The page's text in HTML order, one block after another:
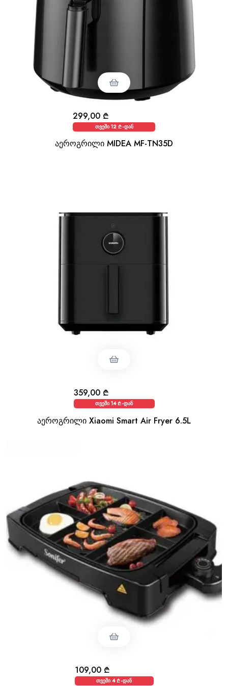
აეროგრილი MIDEA MF-TN35D
299,00 ₾
თვეში 12 ₾-დან
აეროგრილი Xiaomi Smart Air Fryer 6.5L
359,00 ₾
თვეში 14 ₾-დან
109,00 ₾
თვეში 4 ₾-დან